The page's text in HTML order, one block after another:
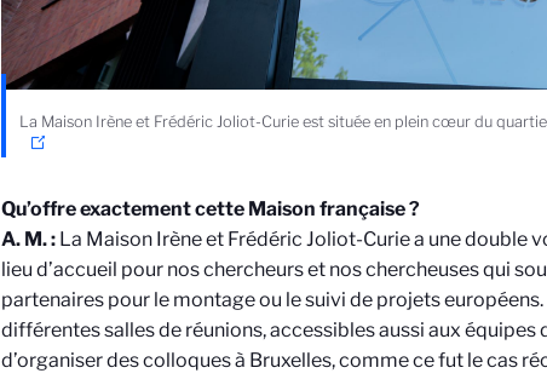
La Maison Irène et Frédéric Joliot-Curie est située en plein cœur du
Qu’offre exactement cette Maison française ?
A. M. :La Maison Irène et Frédéric Joliot-Curie a une double
lieu d’accueil pour nos chercheurs et nos chercheuses qui
partenaires pour le montage ou le suivi de projets
différentes salles de réunions, accessibles aussi aux équipes
d’organiser des colloques à Bruxelles, comme ce fut le cas